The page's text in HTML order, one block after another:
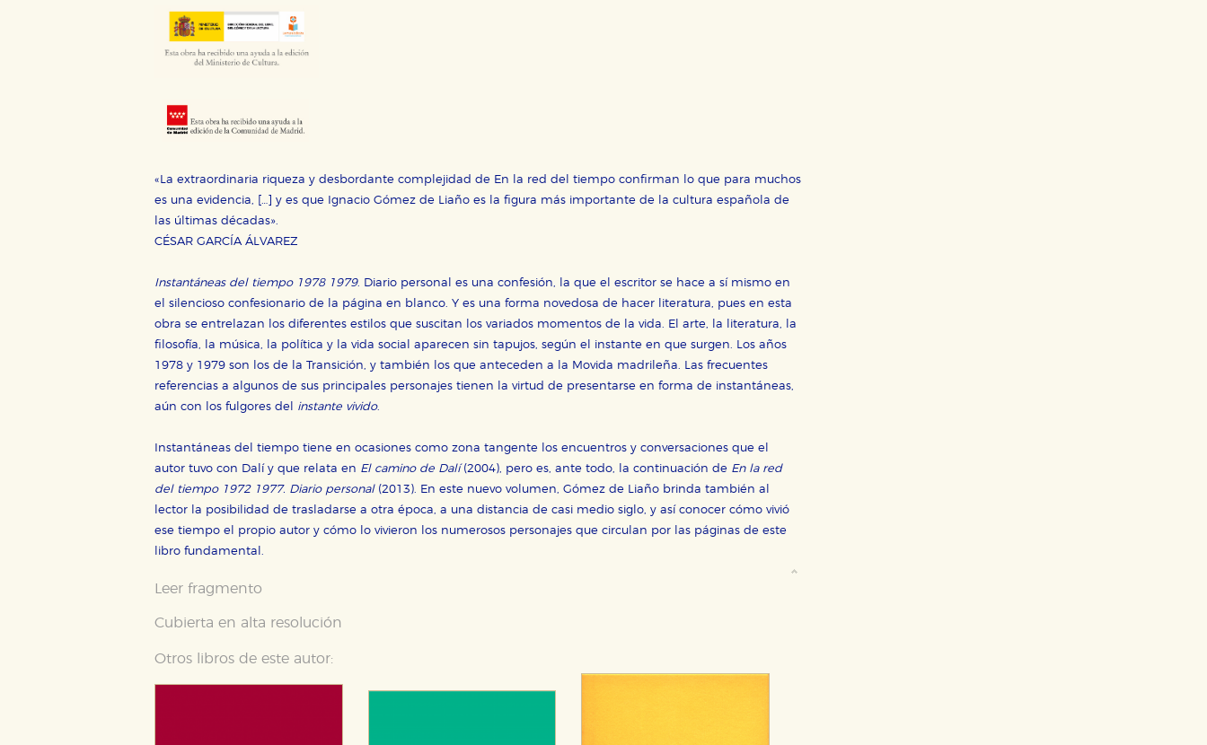
«La extraordinaria riqueza y desbordante complejidad de En la red del tiempo confirman lo que para muchos
es una evidencia, […] y es que Ignacio Gómez de Liaño es la figura más importante de la cultura española de
las últimas décadas».
CÉSAR GARCÍA ÁLVAREZ
Instantáneas del tiempo 1978 1979. Diario personal es una confesión, la que el escritor se hace a sí mismo en
el silencioso confesionario de la página en blanco. Y es una forma novedosa de hacer literatura, pues en esta
obra se entrelazan los diferentes estilos que suscitan los variados momentos de la vida. El arte, la literatura, la
filosofía, la música, la política y la vida social aparecen sin tapujos, según el instante en que surgen. Los años
1978 y 1979 son los de la Transición, y también los que anteceden a la Movida madrileña. Las frecuentes
referencias a algunos de sus principales personajes tienen la virtud de presentarse en forma de instantáneas,
aún con los fulgores del
instante vivido.
Instantáneas del tiempo tiene en ocasiones como zona tangente los encuentros y conversaciones que el
autor tuvo con Dalí y que relata en El camino de Dalí(2004), pero es, ante todo, la continuación de En la red
del tiempo 1972 1977. Diario personal (2013). En este nuevo volumen, Gómez de Liaño brinda también al
lector la posibilidad de trasladarse a otra época, a una distancia de casi medio siglo, y así conocer cómo vivió
ese tiempo el propio autor y cómo lo vivieron los numerosos personajes que circulan por las páginas de este
libro fundamental.
Leer fragmento
Cubierta en alta resolución
Otros libros de este autor:
CONFIGURACIÓN DE COOKIES